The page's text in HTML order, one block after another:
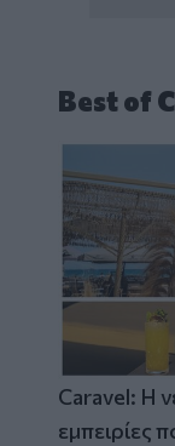
Best of
Caravel: Η
εμπειρίες